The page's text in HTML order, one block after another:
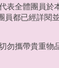
表全體團員於
員都已經詳閱
勿攜帶貴重物